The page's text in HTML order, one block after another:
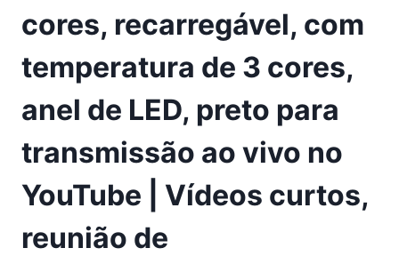
cores, recarregável, com
temperatura de 3 cores,
anel de LED, preto para
transmissão ao vivo no
YouTube | Vídeos curtos,
reunião de